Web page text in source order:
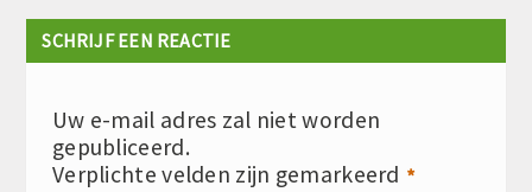
SCHRIJF EEN REACTIE
Uw e-mail adres zal niet worden
gepubliceerd.
Verplichte velden zijn gemarkeerd *